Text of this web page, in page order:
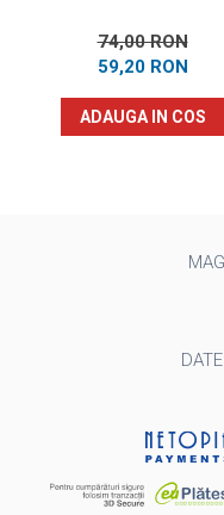
74,00 RON
59,20 RON
ADAUGA IN COS